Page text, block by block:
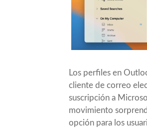
Los perfiles en
cliente de correo
suscripción a
movimiento
opción para los